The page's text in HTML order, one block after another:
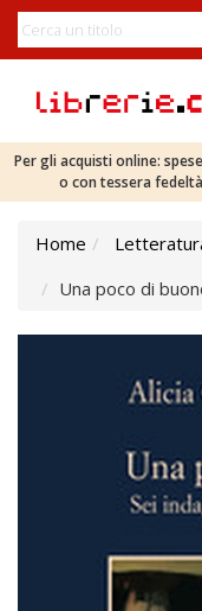
Per gli acquisti online:
o con tessera
Home
Una poco di